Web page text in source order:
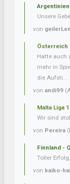
Unsere
von
Österreich
Hatte auch
mehr in
die Aufsti...
von andi99
Malta Liga 1
Wir sind
von Pereira
Finnland -
Toller
von kaiko-